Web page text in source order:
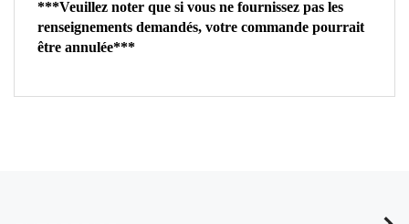
renseignements demandés, votre commande pourrait
être annulée***